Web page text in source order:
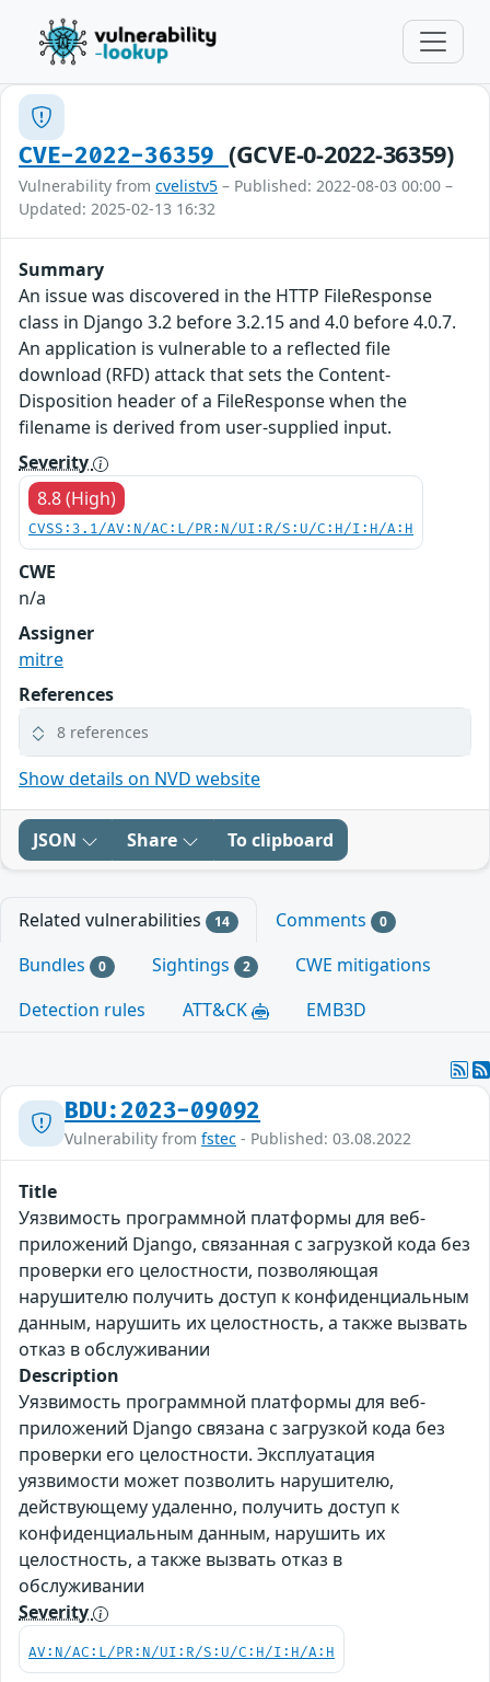
CVE-2022-36359 (GCVE-0-2022-36359)
Vulnerability from cvelistv5 – Published: 2022-08-03 00:00 –
Updated: 2025-02-13 16:32
Summary
An issue was discovered in the HTTP FileResponse
class in Django 3.2 before 3.2.15 and 4.0 before 4.0.7.
An application is vulnerable to a reflected file
download (RFD) attack that sets the Content-
Disposition header of a FileResponse when the
filename is derived from user-supplied input.
Severity
8.8 (High)
CVSS:3.1/AV:N/AC:L/PR:N/UI:R/S:U/C:H/I:H/A:H
CWE
n/a
Assigner
mitre
References
8 references
Show details on NVD website
JSON Share To clipboard
Related vulnerabilities 14 Comments 0
Bundles 0 Sightings 2
CWE mitigations
Detection rules
ATT&CK EMB3D
BDU:2023-09092
Vulnerability from fstec - Published: 03.08.2022
Title
Уязвимость программной платформы для веб-
приложений Django, связанная с загрузкой кода без
проверки его целостности, позволяющая
нарушителю получить доступ к конфиденциальным
данным, нарушить их целостность, а также вызвать
отказ в обслуживании
Description
Уязвимость программной платформы для веб-
приложений Django связана с загрузкой кода без
проверки его целостности. Эксплуатация
уязвимости может позволить нарушителю,
действующему удаленно, получить доступ к
конфиденциальным данным, нарушить их
целостность, а также вызвать отказ в
обслуживании
Severity
AV:N/AC:L/PR:N/UI:R/S:U/C:H/I:H/A:H